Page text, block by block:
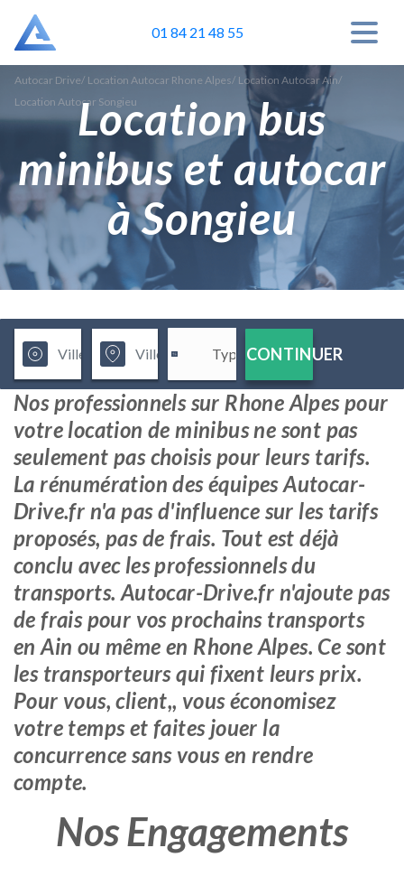
01 84 21 48 55
Autocar Drive/ Location Autocar Rhone Alpes/ Location Autocar Ain/
Location Autocar SongieuLocation bus
minibus et autocar
à Songieu
CONTINUER
Nos professionnels sur Rhone Alpes pour
votre location de minibus ne sont pas
seulement pas choisis pour leurs tarifs.
La rénumération des équipes Autocar-
Drive.fr n'a pas d'influence sur les tarifs
proposés, pas de frais. Tout est déjà
conclu avec les professionnels du
transports. Autocar-Drive.fr n'ajoute pas
de frais pour vos prochains transports
en Ain ou même en Rhone Alpes. Ce sont
les transporteurs qui fixent leurs prix.
Pour vous, client,, vous économisez
votre temps et faites jouer la
concurrence sans vous en rendre
compte.
Nos Engagements